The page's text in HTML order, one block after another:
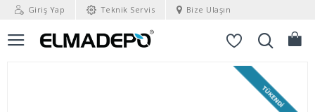
Giriş Yap Teknik Servis Bize Ulaşın
TÜKENDI